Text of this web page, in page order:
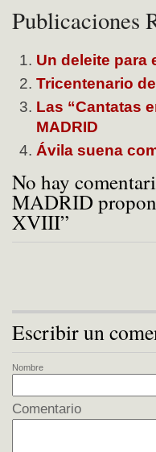
Publicaciones
Un deleite para
Tricentenario
Las “Cantatas
MADRID
Ávila suena
No hay
MADRID
XVIII”
Escribir un
Nombre
Comentario